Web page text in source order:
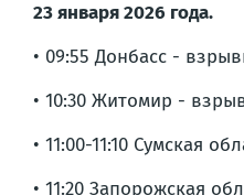
23 января 2026 года.
• 09:55 Донбасс -
• 10:30 Житомир -
• 11:00-11:10 Сумская
• 11:20 Запорожская